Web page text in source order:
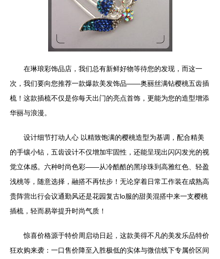
在琳琅彩饰品店，我们总有新鲜好物等待您的发现，而这一
次，我们要向您推荐一款爆款美发饰品——奥丽丝满钻樱桃五齿插
梳！这款插梳不仅是你每天出门的亮点首饰，更能为您的造型增添
华丽与浪漫。
设计细节打动人心 以精致饱满的樱桃造型为基调，配合精美
的手镶小钻，五齿设计不仅增加牢固性，还能呈现出闪闪发光的视
觉立体感。六种时尚色彩——从冷酷酷的黑珍珠到高雅红色、轻盈
浅桃等，随意选择，融搭不再怯步！无论穿着日常工作装在成熟高
贵阵营出行会议通勤风还是花园复古lo服的甜美混搭中来一支樱桃
插梳，轻而易举提升时尚气质！
惊喜价格源于特价周启动日起，这款美得不凡的美发乐品特价
狂欢购来袭：一口售价降至入胜极低的实体与微信线下专属价区间